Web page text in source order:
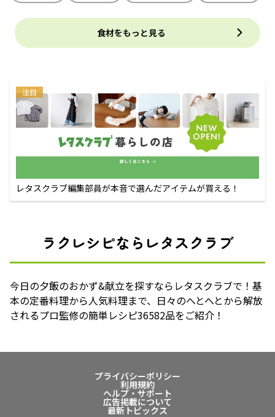
食材をもっと見る
注目
レタスクラブ編集部員が本音で選んだアイテムが買える！
ラクレシピならレタスクラブ
今日の夕飯のおかず&献立を探すならレタスクラブで！基
本の定番料理から人気料理まで、日々のへとへとから解放
されるプロ監修の簡単レシピ36582品をご紹介！
プライバシーポリシー
利用規約
ヘルプ・サポート
広告掲載について
最新トピックス